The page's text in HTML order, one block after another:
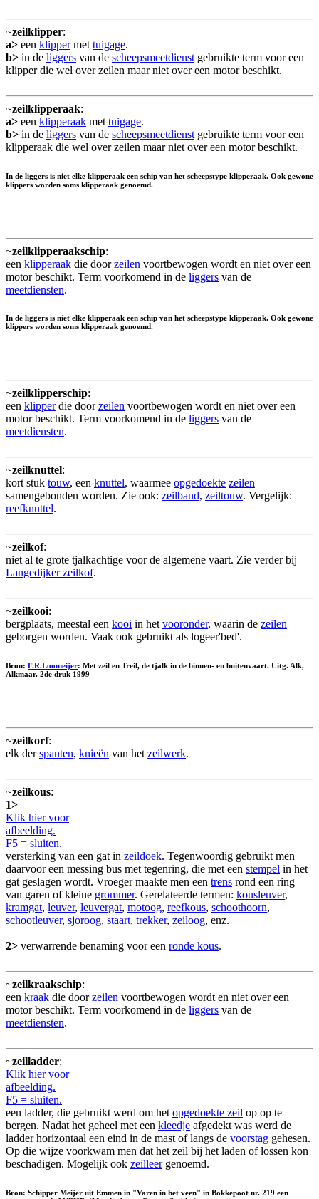
~zeilklipper:
a> een klippermet tuigage.
b> in de liggers van de scheepsmeetdienst gebruikte term voor een
klipper die wel over zeilen maar niet over een motor beschikt.
~zeilklipperaak:
a> een klipperaak met tuigage.
b> in de liggers van de scheepsmeetdienst gebruikte term voor een
klipperaak die wel over zeilen maar niet over een motor beschikt.
In de liggers is niet elke klipperaak een schip van het scheepstype klipperaak. Ook gewone
klippers worden soms klipperaak genoemd.
~zeilklipperaakschip:
een klipperaak die doorzeilen voortbewogen wordt en niet over een
motor beschikt. Term voorkomend in de liggers van de
meetdiensten.
In de liggers is niet elke klipperaak een schip van het scheepstype klipperaak. Ook gewone
klippers worden soms klipperaak genoemd.
~zeilklipperschip:
een klipperdie doorzeilen voortbewogen wordt en niet over een
motor beschikt. Term voorkomend in de liggers van de
meetdiensten.
~zeilknuttel:
kort stuk touw, een knuttel, waarmee opgedoekte zeilen
samengebonden worden. Zie ook: zeilband, zeiltouw. Vergelijk:
reefknuttel.
~zeilkof:
niet al te grote tjalkachtige voor de algemene vaart. Zie verder bij
Langedijker zeilkof.
~zeilkooi:
bergplaats, meestal een kooi in hetvooronder, waarin de zeilen
geborgen worden. Vaak ook gebruikt als logeer'bed'.
Bron: F.R.Loomeijer: Met zeil en Treil, de tjalk in de binnen- en buitenvaart. Uitg. Alk,
Alkmaar. 2de druk 1999
~zeilkorf:
elk derspanten, knieën van het zeilwerk.
~zeilkous:
1>
Klik hier voor
afbeelding.
F5 = sluiten.
versterking van een gat in zeildoek. Tegenwoordig gebruikt men
daarvoor een messing bus met tegenring, die met een stempel in het
gat geslagen wordt. Vroeger maakte men een trens rond een ring
van garen of kleine grommer. Gerelateerde termen: kousleuver,
kramgat, leuver, leuvergat, motoog, reefkous, schoothoorn,
schootleuver, sjoroog, staart, trekker, zeiloog, enz.
2> verwarrende benaming voor een ronde kous.
~zeilkraakschip:
een kraak die doorzeilen voortbewogen wordt en niet over een
motor beschikt. Term voorkomend in de liggers van de
meetdiensten.
~zeilladder:
Klik hier voor
afbeelding.
F5 = sluiten.
een ladder, die gebruikt werd om het opgedoekte zeil op op te
bergen. Nadat het geheel met een kleedje afgedekt was werd de
ladder horizontaal een eind in de mast of langs de voorstag gehesen.
Op die wijze voorkwam men dat het zeil bij het laden of lossen kon
beschadigen. Mogelijk ook zeilleergenoemd.
Bron: Schipper Meijer uit Emmen in "Varen in het veen" in Bokkepoot nr. 219 een